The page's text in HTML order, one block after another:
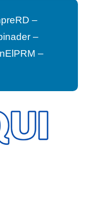
–
–
–